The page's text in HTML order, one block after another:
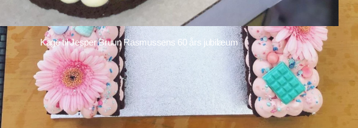
Kage til Jesper Bruun Rasmussens 60 års jubilæum